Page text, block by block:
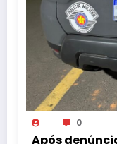
0
Após